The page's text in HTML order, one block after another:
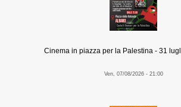
Cinema in piazza per la Palestina - 31
Ven, 07/08/2026 - 21:00